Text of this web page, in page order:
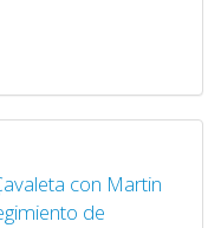
con Martin
de